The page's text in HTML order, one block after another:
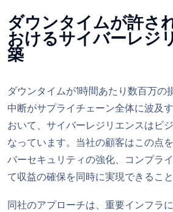
ダウンタイムが許さ
おけるサイバーレジ
築
ダウンタイムが1時間あたり数百万の
中断がサプライチェーン全体に波及
おいて、サイバーレジリエンスはビ
なっています。当社の顧客はこの点
バーセキュリティの強化、コンプラ
て収益の確保を同時に実現できるこ
同社のアプローチは、重要インフラ